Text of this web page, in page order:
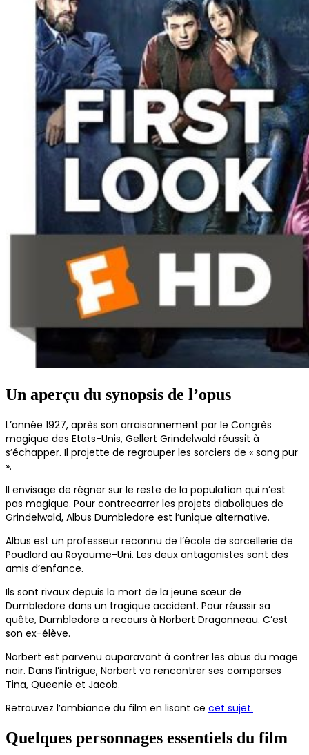
Un aperçu du synopsis de l’opus
L’année 1927, après son arraisonnement par le Congrès
magique des Etats-Unis, Gellert Grindelwald réussit à
s’échapper. Il projette de regrouper les sorciers de « sang pur
».
Il envisage de régner sur le reste de la population qui n’est
pas magique. Pour contrecarrer les projets diaboliques de
Grindelwald, Albus Dumbledore est l’unique alternative.
Albus est un professeur reconnu de l’école de sorcellerie de
Poudlard au Royaume-Uni. Les deux antagonistes sont des
amis d’enfance.
Ils sont rivaux depuis la mort de la jeune sœur de
Dumbledore dans un tragique accident. Pour réussir sa
quête, Dumbledore a recours à Norbert Dragonneau. C’est
son ex-élève.
Norbert est parvenu auparavant à contrer les abus du mage
noir. Dans l’intrigue, Norbert va rencontrer ses comparses
Tina, Queenie et Jacob.
Retrouvez l’ambiance du film en lisant ce cet sujet.
Quelques personnages essentiels du film